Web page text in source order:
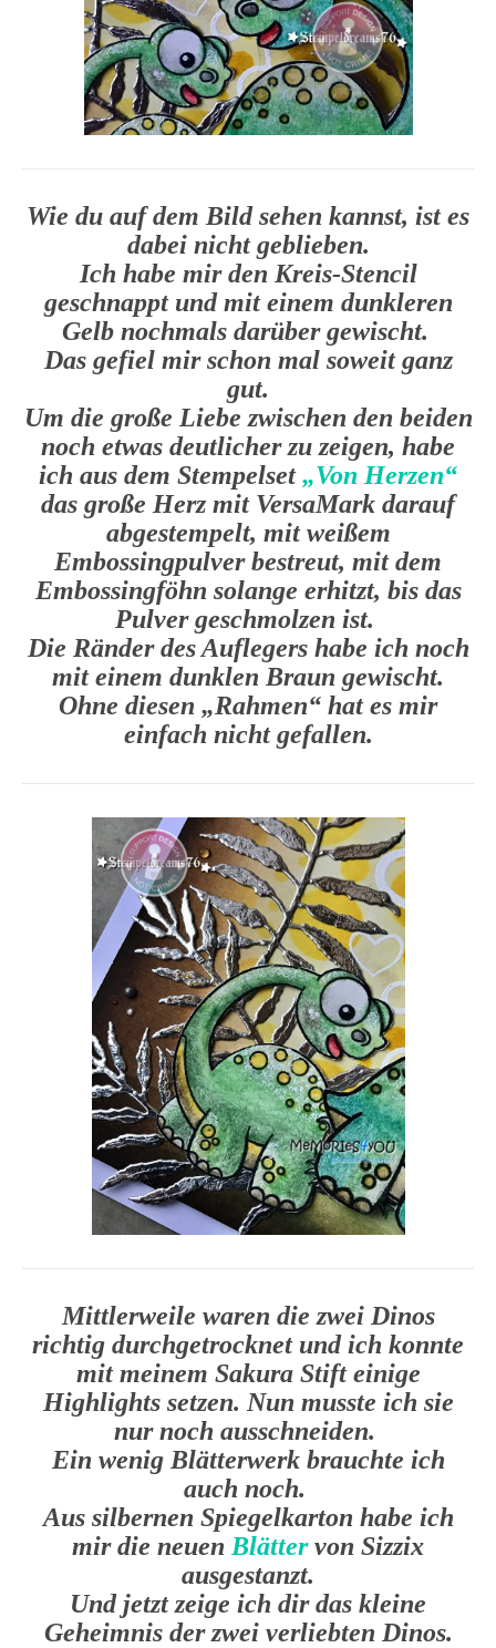
Wie du auf dem Bild sehen kannst, ist es
dabei nicht geblieben.
Ich habe mir den Kreis-Stencil
geschnappt und mit einem dunkleren
Gelb nochmals darüber gewischt.
Das gefiel mir schon mal soweit ganz
gut.
Um die große Liebe zwischen den beiden
noch etwas deutlicher zu zeigen, habe
ich aus dem Stempelset„Von Herzen“
das große Herz mit VersaMark darauf
abgestempelt, mit weißem
Embossingpulver bestreut, mit dem
Embossingföhn solange erhitzt, bis das
Pulver geschmolzen ist.
Die Ränder des Auflegers habe ich noch
mit einem dunklen Braun gewischt.
Ohne diesen „Rahmen“ hat es mir
einfach nicht gefallen.
Mittlerweile waren die zwei Dinos
richtig durchgetrocknet und ich konnte
mit meinem Sakura Stift einige
Highlights setzen. Nun musste ich sie
nur noch ausschneiden.
Ein wenig Blätterwerk brauchte ich
auch noch.
Aus silbernen Spiegelkarton habe ich
mir die neuen Blättervon Sizzix
ausgestanzt.
Und jetzt zeige ich dir das kleine
Geheimnis der zwei verliebten Dinos.